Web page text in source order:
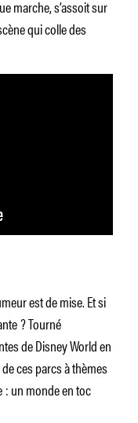
marche, s’assoit sur
qui colle des
est de mise. Et si
? Tourné
de Disney World en
ces parcs à thèmes
: un monde en toc